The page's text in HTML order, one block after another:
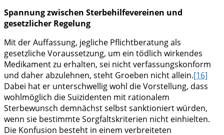
Spannung zwischen Sterbehilfevereinen und
gesetzlicher Regelung
Mit der Auffassung, jegliche Pflichtberatung als
gesetzliche Voraussetzung, um ein tödlich wirkendes
Medikament zu erhalten, sei nicht verfassungskonform
und daher abzulehnen, steht Groeben nicht allein.[16]
Dabei hat er unterschwellig wohl die Vorstellung, dass
wohlmöglich die Suizidenten mit rationalem
Sterbewunsch demnächst selbst sanktioniert würden,
wenn sie bestimmte Sorgfaltskriterien nicht einhielten.
Die Konfusion besteht in einem verbreiteten